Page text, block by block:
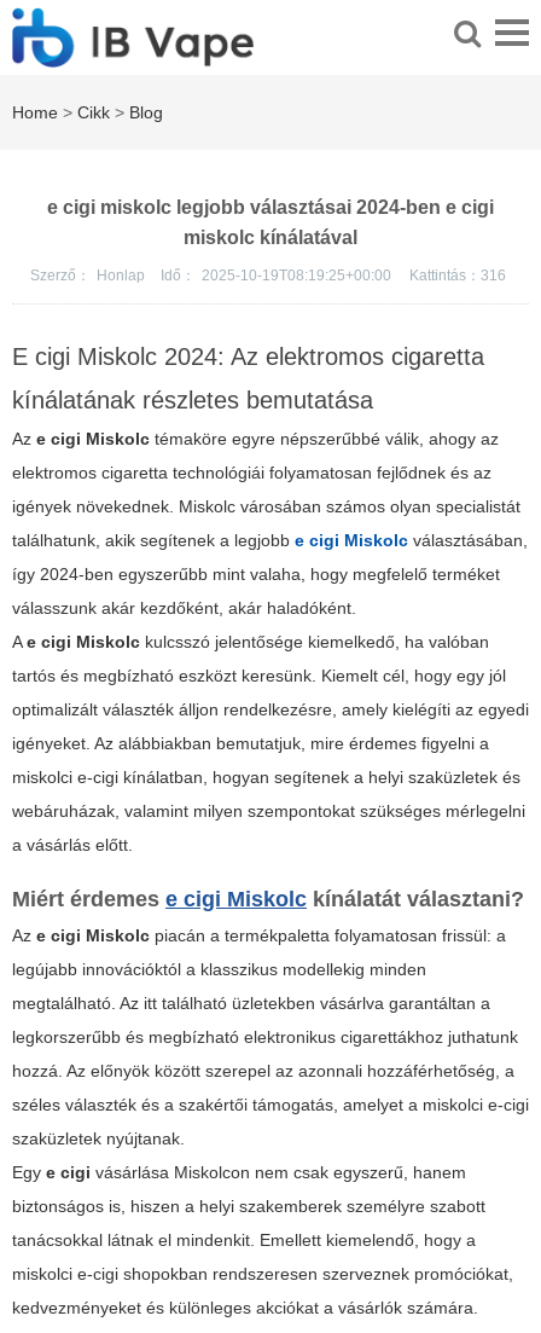
Home > Cikk > Blog
e cigi miskolc legjobb választásai 2024-ben e cigi
miskolc kínálatával
Szerző： Honlap Idő： 2025-10-19T08:19:25+00:00 Kattintás： 316
E cigi Miskolc 2024: Az elektromos cigaretta
kínálatának részletes bemutatása
Az e cigi Miskolc témaköre egyre népszerűbbé válik, ahogy az
elektromos cigaretta technológiái folyamatosan fejlődnek és az
igények növekednek. Miskolc városában számos olyan specialistát
találhatunk, akik segítenek a legjobb e cigi Miskolc választásában,
így 2024-ben egyszerűbb mint valaha, hogy megfelelő terméket
válasszunk akár kezdőként, akár haladóként.
Ae cigi Miskolc kulcsszó jelentősége kiemelkedő, ha valóban
tartós és megbízható eszközt keresünk. Kiemelt cél, hogy egy jól
optimalizált választék álljon rendelkezésre, amely kielégíti az egyedi
igényeket. Az alábbiakban bemutatjuk, mire érdemes figyelni a
miskolci e-cigi kínálatban, hogyan segítenek a helyi szaküzletek és
webáruházak, valamint milyen szempontokat szükséges mérlegelni
a vásárlás előtt.
Miért érdemes e cigi Miskolc kínálatát választani?
Az e cigi Miskolc piacán a termékpaletta folyamatosan frissül: a
legújabb innovációktól a klasszikus modellekig minden
megtalálható. Az itt található üzletekben vásárlva garantáltan a
legkorszerűbb és megbízható elektronikus cigarettákhoz juthatunk
hozzá. Az előnyök között szerepel az azonnali hozzáférhetőség, a
széles választék és a szakértői támogatás, amelyet a miskolci e-cigi
szaküzletek nyújtanak.
Egy e cigi vásárlása Miskolcon nem csak egyszerű, hanem
biztonságos is, hiszen a helyi szakemberek személyre szabott
tanácsokkal látnak el mindenkit. Emellett kiemelendő, hogy a
miskolci e-cigi shopokban rendszeresen szerveznek promóciókat,
kedvezményeket és különleges akciókat a vásárlók számára.